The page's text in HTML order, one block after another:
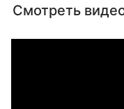
Смотреть